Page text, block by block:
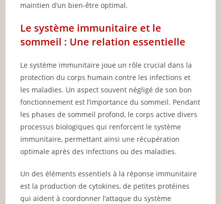
maintien d’un bien-être optimal.
Le système immunitaire et le
sommeil : Une relation essentielle
Le système immunitaire joue un rôle crucial dans la
protection du corps humain contre les infections et
les maladies. Un aspect souvent négligé de son bon
fonctionnement est l’importance du sommeil. Pendant
les phases de sommeil profond, le corps active divers
processus biologiques qui renforcent le système
immunitaire, permettant ainsi une récupération
optimale après des infections ou des maladies.
Un des éléments essentiels à la réponse immunitaire
est la production de cytokines, de petites protéines
qui aident à coordonner l’attaque du système